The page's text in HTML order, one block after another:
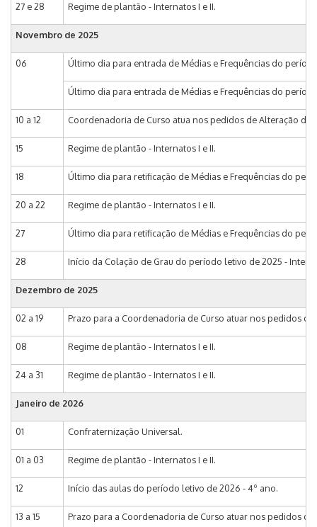
27 e 28 Regime de plantão - Internatos I e II.
Novembro de 2025
06 Último dia para entrada de Médias e Frequências do
Último dia para entrada de Médias e Frequências do
10 a 12 Coordenadoria de Curso atua nos pedidos de Alteração de
15 Regime de plantão - Internatos I e II.
18 Último dia para retificação de Médias e Frequências do
20 a 22 Regime de plantão - Internatos I e II.
27 Último dia para retificação de Médias e Frequências do
28 Início da Colação de Grau do período letivo de 2025 -
Dezembro de 2025
02 a 19 Prazo para a Coordenadoria de Curso atuar nos pedidos
08 Regime de plantão - Internatos I e II.
24 a 31 Regime de plantão - Internatos I e II.
Janeiro de 2026
01 Confraternização Universal.
01 a 03 Regime de plantão - Internatos I e II.
12 Início das aulas do período letivo de 2026 - 4º ano.
13 a 15 Prazo para a Coordenadoria de Curso atuar nos pedidos